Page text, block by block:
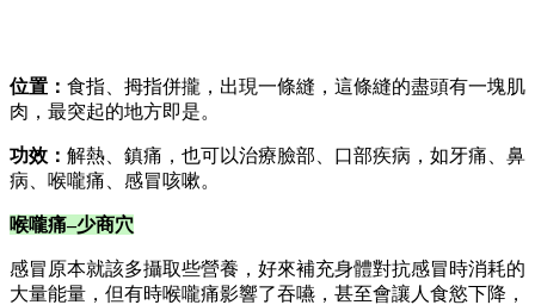
位置： 食指、拇指併攏，出現一條縫，這條縫的盡頭有一塊肌
肉，最突起的地方即是。
功效： 解熱、鎮痛，也可以治療臉部、口部疾病，如牙痛、鼻
病、喉嚨痛、感冒咳嗽。
喉嚨痛–少商穴
感冒原本就該多攝取些營養，好來補充身體對抗感冒時消耗的
大量能量，但有時喉嚨痛影響了吞嚥，甚至會讓人食慾下降，